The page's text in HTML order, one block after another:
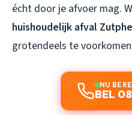
écht door je afvoer mag.
huishoudelijk afval
grotendeels te
NU
BEL